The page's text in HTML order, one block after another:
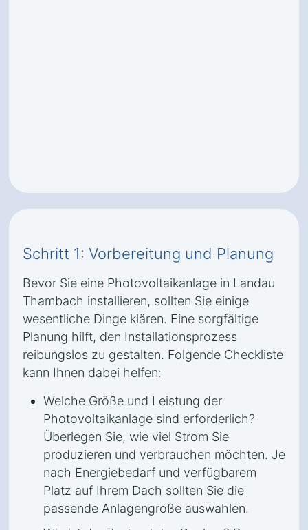
Schritt 1: Vorbereitung und Planung
Bevor Sie eine Photovoltaikanlage in Landau
Thambach installieren, sollten Sie einige
wesentliche Dinge klären. Eine sorgfältige
Planung hilft, den Installationsprozess
reibungslos zu gestalten. Folgende Checkliste
kann Ihnen dabei helfen:
Welche Größe und Leistung der
Photovoltaikanlage sind erforderlich?
Überlegen Sie, wie viel Strom Sie
produzieren und verbrauchen möchten. Je
nach Energiebedarf und verfügbarem
Platz auf Ihrem Dach sollten Sie die
passende Anlagengröße auswählen.